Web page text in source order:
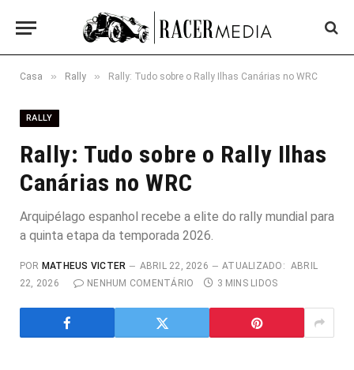
Casa » Rally » Rally: Tudo sobre o Rally Ilhas Canárias no WRC
RALLY
Rally: Tudo sobre o Rally Ilhas
Canárias no WRC
Arquipélago espanhol recebe a elite do rally mundial para
a quinta etapa da temporada 2026.
POR MATHEUS VICTER ABRIL 22, 2026 ATUALIZADO: ABRIL
22, 2026
NENHUM COMENTÁRIO 3 MINS LIDOS